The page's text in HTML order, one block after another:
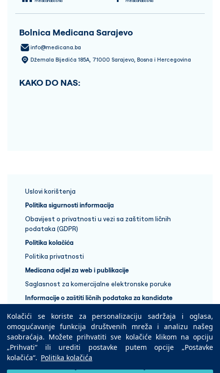
Kolačići se koriste za personalizaciju sadržaja i oglasa,
omogućavanje funkcija društvenih mreža i analizu našeg
saobraćaja. Možete prihvatiti sve kolačiće klikom na opciju
„Prihvati“ ili urediti postavke putem opcije „Postavke
kolačića“. Politika kolačića
Bolnica Medicana Sarajevo
info@medicana.ba
Džemala Bijedića 185A, 71000 Sarajevo, Bosna i Hercegovina
KAKO DO NAS:
Uslovi korištenja
Politika sigurnosti informacija
Obavijest o privatnosti u vezi sa zaštitom ličnih
podataka (GDPR)
Politika kolačića
Politika privatnosti
Medicana odjel za web i publikacije
Saglasnost za komercijalne elektronske poruke
Informacije o zaštiti ličnih podataka za kandidate
+387 33 848 888
Copyright © 2025 Medicana Health Group